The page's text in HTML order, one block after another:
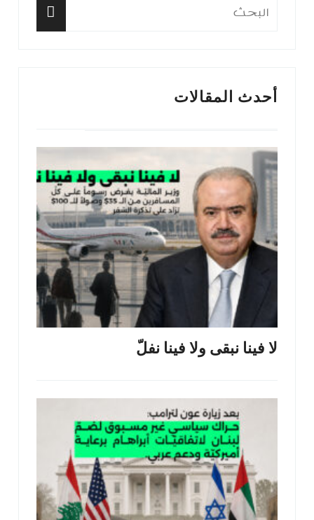
البحث
أحدث المقالات
لا فينا نبقى ولا فينا نفلّ